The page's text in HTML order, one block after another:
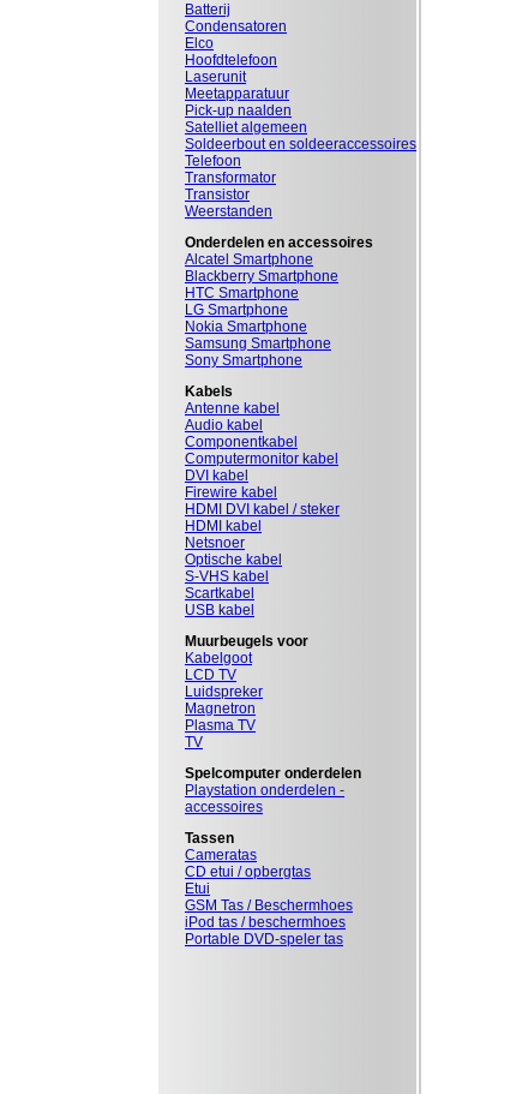
Batterij
Condensatoren
Elco
Hoofdtelefoon
Laserunit
Meetapparatuur
Pick-up naalden
Satelliet algemeen
Soldeerbout en soldeeraccessoires
Telefoon
Transformator
Transistor
Weerstanden
Onderdelen en accessoires
Alcatel Smartphone
Blackberry Smartphone
HTC Smartphone
LG Smartphone
Nokia Smartphone
Samsung Smartphone
Sony Smartphone
Kabels
Antenne kabel
Audio kabel
Componentkabel
Computermonitor kabel
DVI kabel
Firewire kabel
HDMI DVI kabel / steker
HDMI kabel
Netsnoer
Optische kabel
S-VHS kabel
Scartkabel
USB kabel
Muurbeugels voor
Kabelgoot
LCD TV
Luidspreker
Magnetron
Plasma TV
TV
Spelcomputer onderdelen
Playstation onderdelen -
accessoires
Tassen
Cameratas
CD etui / opbergtas
Etui
GSM Tas / Beschermhoes
iPod tas / beschermhoes
Portable DVD-speler tas